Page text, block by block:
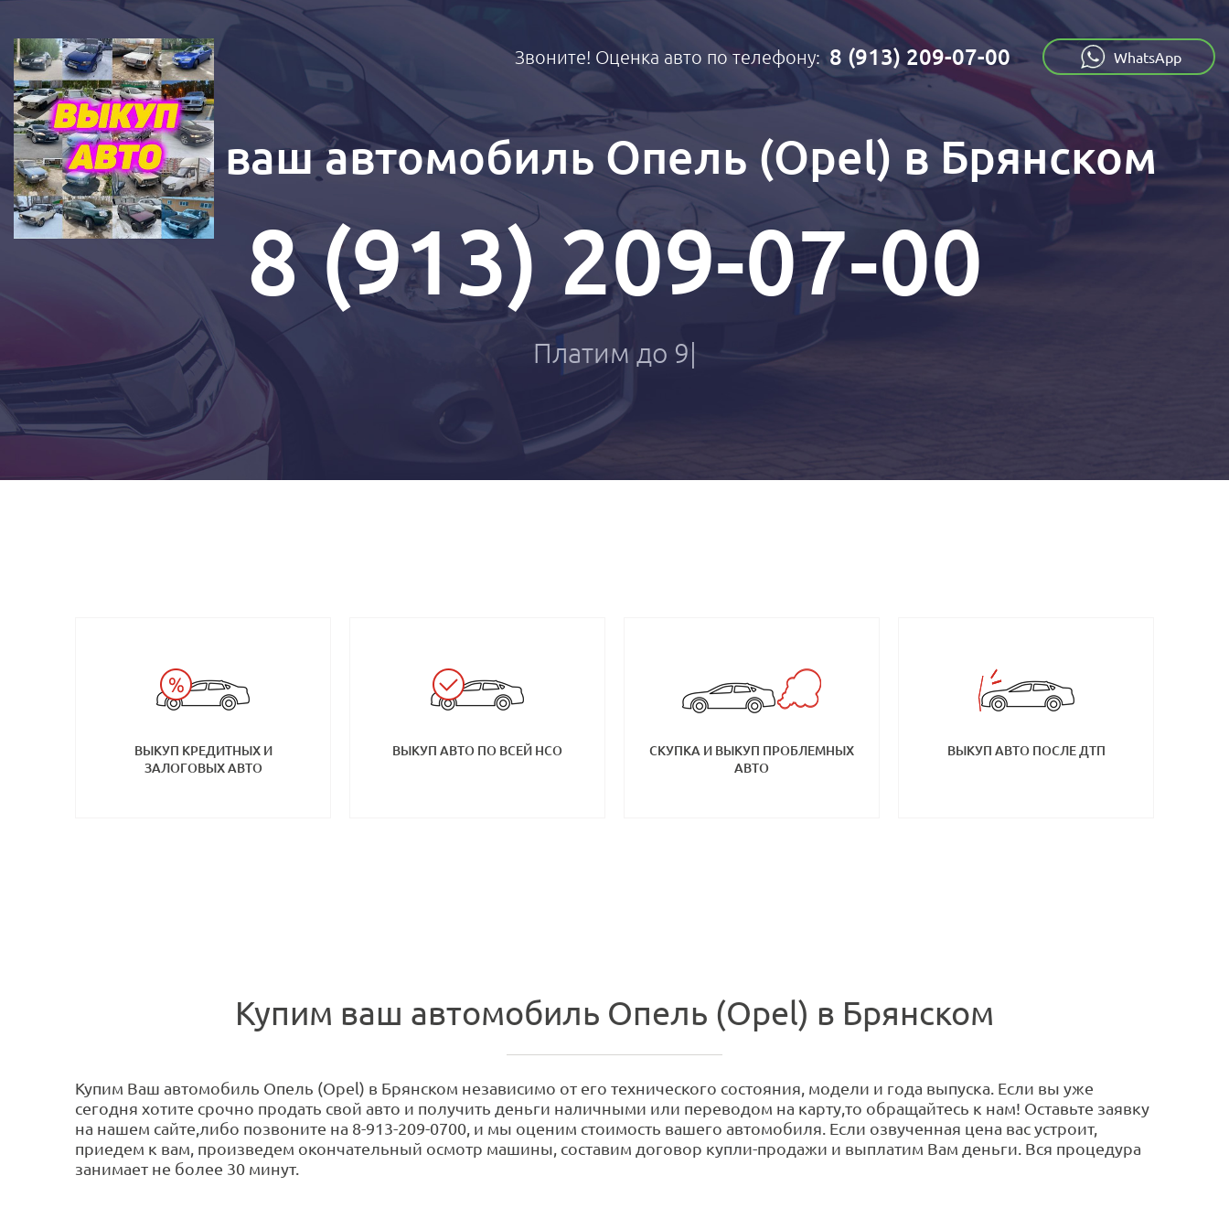
Звоните! Оценка авто по телефону: 8 (913) 209-07-00 WhatsApp
Купим ваш автомобиль Опель (Opel) в Брянском
8 (913) 209-07-00
Пл
ВЫКУП КРЕДИТНЫХ И
ЗАЛОГОВЫХ АВТО
ВЫКУП АВТО ПО ВСЕЙ НСО
СКУПКА И ВЫКУП ПРОБЛЕМНЫХ
АВТО
ВЫКУП АВТО ПОСЛЕ ДТП
Купим ваш автомобиль Опель (Opel) в Брянском
Купим Ваш автомобиль Опель (Opel) в Брянском независимо от его технического состояния, модели и года выпуска. Если вы уже
сегодня хотите срочно продать свой авто и получить деньги наличными или переводом на карту,то обращайтесь к нам! Оставьте заявку
на нашем сайте,либо позвоните на 8-913-209-0700, и мы оценим стоимость вашего автомобиля. Если озвученная цена вас устроит,
приедем к вам, произведем окончательный осмотр машины, составим договор купли-продажи и выплатим Вам деньги. Вся процедура
занимает не более 30 минут.